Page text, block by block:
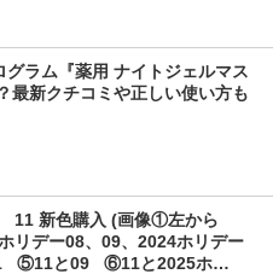
ラム『薬用 ナイトジェルマス
最新クチコミや正しい使い方も
11 新色購入 (画像①左から
デー08、09、2024ホリデー
⑤11と09   ⑥11と2025ホ…